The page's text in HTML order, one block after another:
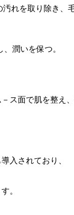
れを取り除き、
潤いを保つ。
ス面で肌を整え
入されており、
。